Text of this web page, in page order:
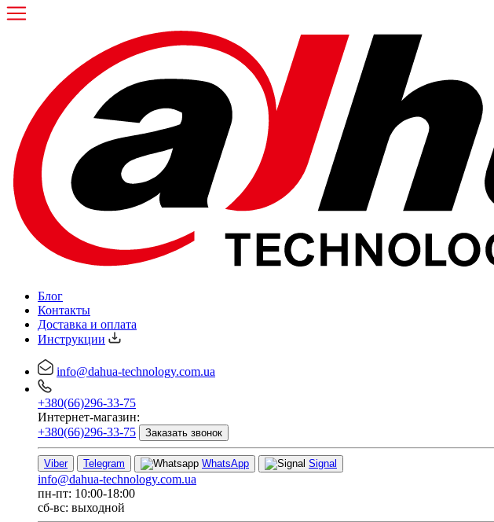
Блог
Контакты
Доставка и оплата
Инструкции
info@dahua-technology.com.ua
+380(66)296-33-75
Интернет-магазин:
+380(66)296-33-75
Заказать звонок
Viber Telegram WhatsApp Signal
info@dahua-technology.com.ua
пн-пт: 10:00-18:00
сб-вс: выходной